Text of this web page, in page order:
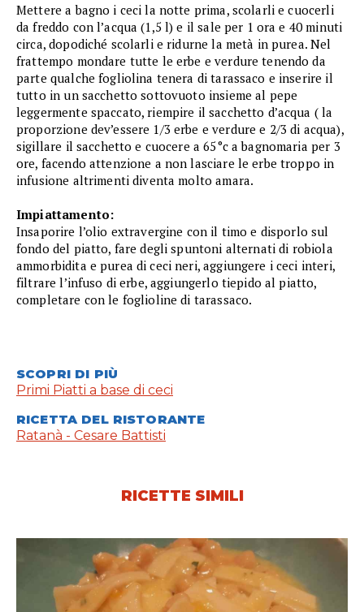
Mettere a bagno i ceci la notte prima, scolarli e cuocerli
da freddo con l’acqua (1,5 l) e il sale per 1 ora e 40 minuti
circa, dopodiché scolarli e ridurne la metà in purea. Nel
frattempo mondare tutte le erbe e verdure tenendo da
parte qualche fogliolina tenera di tarassaco e inserire il
tutto in un sacchetto sottovuoto insieme al pepe
leggermente spaccato, riempire il sacchetto d’acqua ( la
proporzione dev’essere 1/3 erbe e verdure e 2/3 di acqua),
sigillare il sacchetto e cuocere a 65°c a bagnomaria per 3
ore, facendo attenzione a non lasciare le erbe troppo in
infusione altrimenti diventa molto amara.
Impiattamento:
Insaporire l’olio extravergine con il timo e disporlo sul
fondo del piatto, fare degli spuntoni alternati di robiola
ammorbidita e purea di ceci neri, aggiungere i ceci interi,
filtrare l’infuso di erbe, aggiungerlo tiepido al piatto,
completare con le foglioline di tarassaco.
SCOPRI DI PIÙ
Primi Piatti a base di ceci
RICETTA DEL RISTORANTE
Ratanà - Cesare Battisti
RICETTE SIMILI